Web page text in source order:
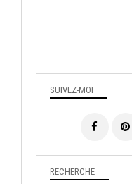
SUIVEZ-MOI
RECHERCHE